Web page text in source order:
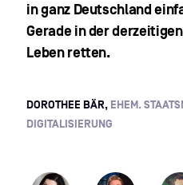
in ganz Deutschland
Gerade in der
Leben retten.
DOROTHEE BÄR, EHEM.
DIGITALISIERUNG